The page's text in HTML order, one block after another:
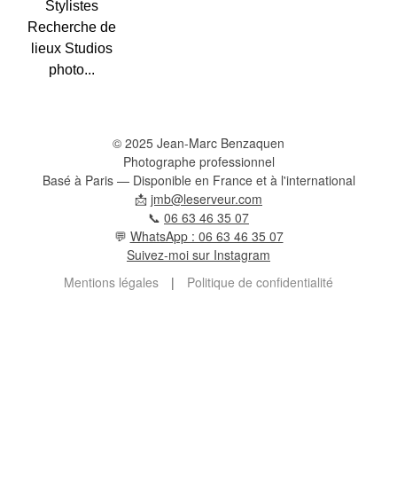
Stylistes
Recherche de
lieux Studios
photo...
© 2025 Jean-Marc Benzaquen
Photographe professionnel
Basé à Paris — Disponible en France et à l'international
📩 jmb@leserveur.com
📞 06 63 46 35 07
💬 WhatsApp : 06 63 46 35 07
Suivez-moi sur Instagram
Mentions légales
| Politique de confidentialité